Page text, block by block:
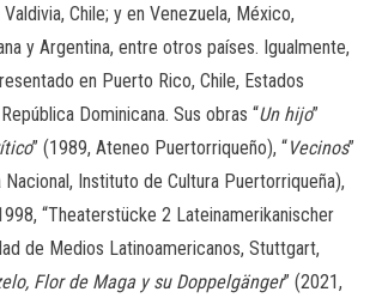
Chile; y en Venezuela, México,
y Argentina, entre otros países. Igualmente,
en Puerto Rico, Chile, Estados
Dominicana. Sus obras “Un hijo”
” (1989, Ateneo Puertorriqueño), “Vecinos”
Instituto de Cultura Puertorriqueña),
“Theaterstücke 2 Lateinamerikanischer
de Medios Latinoamericanos, Stuttgart,
Flor de Maga y su Doppelgänger” (2021,